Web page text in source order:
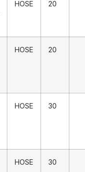
HOSE 20
HOSE 20
HOSE 30
HOSE 30